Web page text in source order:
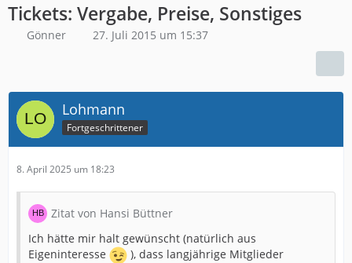
Tickets: Vergabe, Preise, Sonstiges
Gönner 27. Juli 2015 um 15:37
Lohmann
Fortgeschrittener
8. April 2025 um 18:23
Zitat von Hansi Büttner
Ich hätte mir halt gewünscht (natürlich aus
Eigeninteresse
), dass langjährige Mitglieder